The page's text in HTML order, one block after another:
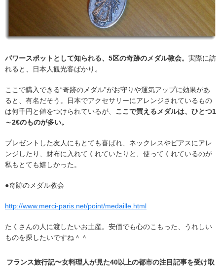
パワースポットとして知られる、5区の奇跡のメダル教会。 実際に訪
れると、日本人観光客ばかり。
ここで購入できる“奇跡のメダル”がお守りや運気アップに効果があ
ると、有名だそう。日本でアクセサリーにアレンジされているもの
は何千円と値をつけられているが、 ここで買えるメダルは、ひとつ1
～2€のものが多い。
プレゼントした友人にもとても喜ばれ、ネックレスやピアスにアレ
ンジしたり、財布に入れてくれていたりと、使ってくれているのが
私もとても嬉しかった。
●奇跡のメダル教会
http://www.merci-paris.net/point/medaille.html
たくさんの人に渡したいお土産。安価でも心のこもった、うれしい
ものを探したいですね＾＾
フランス旅行記〜女料理人が見た40以上の都市の注目記事を受け取